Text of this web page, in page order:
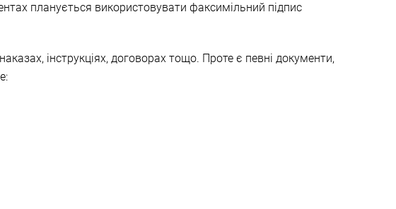
планується використовувати факсимільний підпис
інструкціях, договорах тощо. Проте є певні документи,